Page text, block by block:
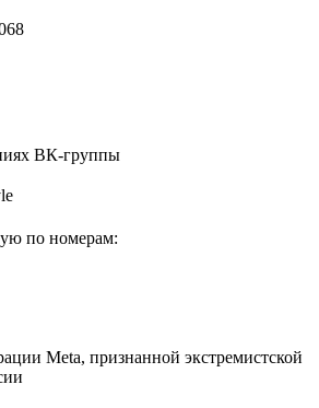
ВК-группы
по номерам:
Meta, признанной экстремистской